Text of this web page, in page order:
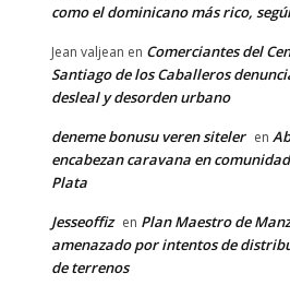
como el dominicano más rico,
Jean valjean en Comerciantes del
Santiago de los Caballeros
desleal y desorden urbano
deneme bonusu veren siteler en
encabezan caravana en
Plata
Jesseoffiz en Plan Maestro de
amenazado por intentos de
de terrenos